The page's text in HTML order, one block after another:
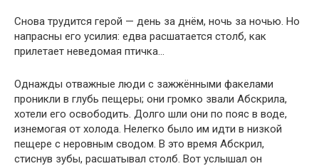
Снова трудится герой — день за днём, ночь за ночью. Но
напрасны его усилия: едва расшатается столб, как
прилетает неведомая птичка…
Однажды отважные люди с зажжёнными факелами
проникли в глубь пещеры; они громко звали Абскрила,
хотели его освободить. Долго шли они по пояс в воде,
изнемогая от холода. Нелегко было им идти в низкой
пещере с неровным сводом. В это время Абскрил,
стиснув зубы, расшатывал столб. Вот услышал он